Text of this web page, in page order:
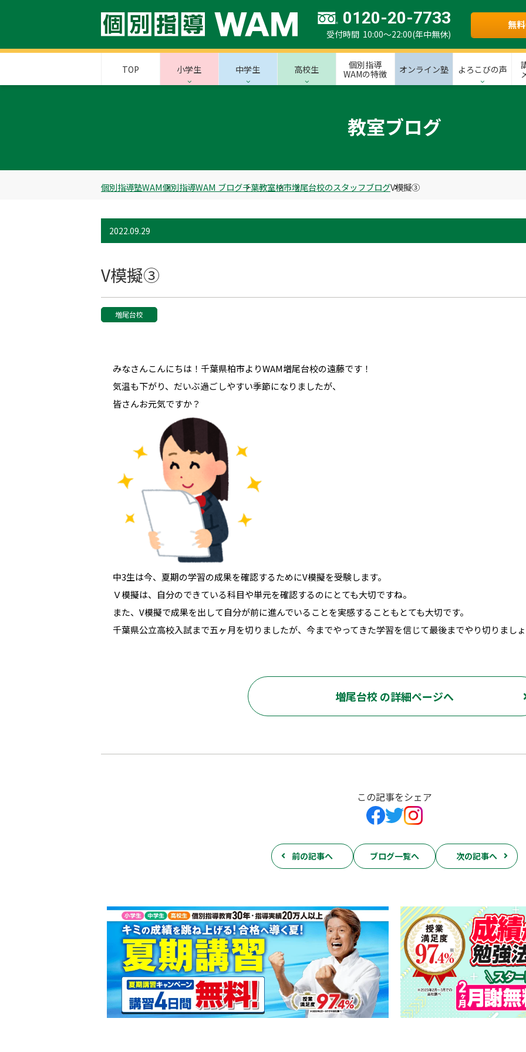
0120-20-7733
受付時間 10:00～22:00(年中無休)
無
TOP 小学生 中学生 高校生
個別指導
WAMの特徴
オンライン塾 よろこびの声
教室ブログ
個別指導塾WAM個別指導WAM ブログ千葉教室柏市増尾台校のスタッフブログV模擬③
2022.09.29
V模擬③
増尾台校
みなさんこんにちは！千葉県柏市よりWAM増尾台校の遠藤です！
気温も下がり、だいぶ過ごしやすい季節になりましたが、
皆さんお元気ですか？
中3生は今、夏期の学習の成果を確認するためにV模擬を受験します。
Ｖ模擬は、自分のできている科目や単元を確認するのにとても大切ですね。
また、V模擬で成果を出して自分が前に進んでいることを実感することもとても大切です。
千葉県公立高校入試まで五ヶ月を切りましたが、今までやってきた学習を信じて最後までやり切りまし
増尾台校 の詳細ページへ
この記事をシェア
前の記事へ ブログ一覧へ 次の記事へ